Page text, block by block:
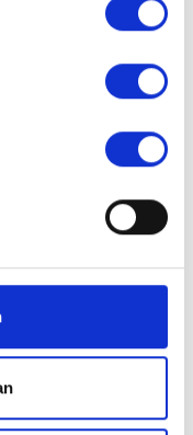
verwerking